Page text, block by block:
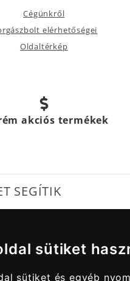
sütiket
sütiket és egyéb
Cégünkről
elérhetőségei
Oldaltérkép
akciós termékek
SEGÍTIK